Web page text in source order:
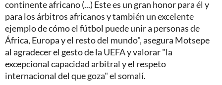
continente africano (...) Este es un gran honor para él y
para los árbitros africanos y también un excelente
ejemplo de cómo el fútbol puede unir a personas de
África, Europa y el resto del mundo", asegura Motsepe
al agradecer el gesto de la UEFA y valorar "la
excepcional capacidad arbitral y el respeto
internacional del que goza" el somalí.